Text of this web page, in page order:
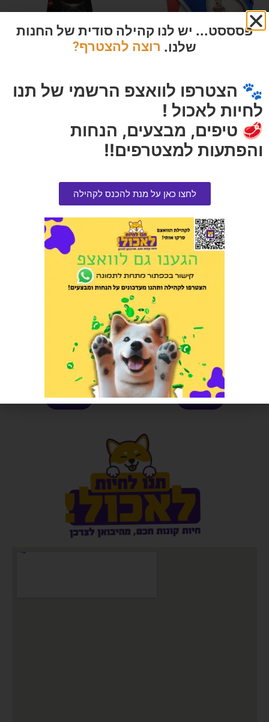
ריתמה קוויק פיט M
הרוויחו 3.25 נקודות ⭐
₪65.00
אזל המלאי
פנצי עוף חתול 15 קילוגרם
249.00
פילטר קרבון אקטיבי 1 יחידה
12.00
הוספה לסל
נקסגארד ספקטרה פרעושים
וקרציות 30-60 קג 1 יחידה
הרוויחו 15.75 נקודות ⭐
315.00
הוספה לסל
פסססט... יש לנו קהילה סודית של החנות
שלנו. רוצה להצטרף?
🐾 הצטרפו לוואצפ הרשמי של תנו
לחיות לאכול !
🥩 טיפים, מבצעים, הנחות
והפתעות למצטרפים!!
לחצו כאן על מנת להכנס לקהילה